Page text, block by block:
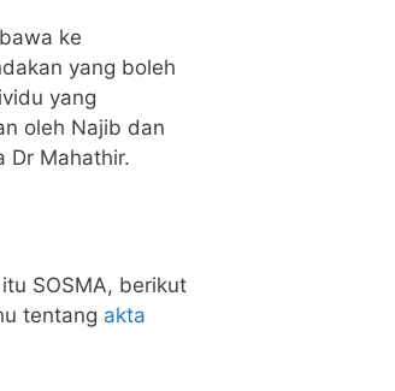
ke
yang boleh
yang
oleh Najib dan
Dr Mahathir.
SOSMA, berikut
tentang akta